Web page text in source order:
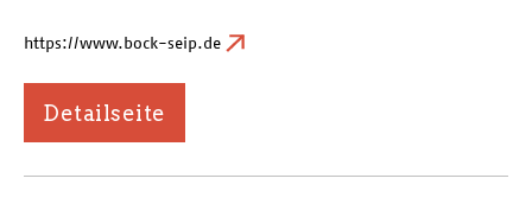
https://www.bock-seip.de
Detailseite